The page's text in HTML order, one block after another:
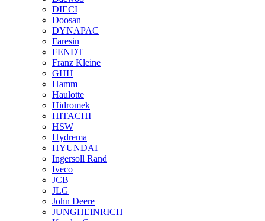
DIECI
Doosan
DYNAPAC
Faresin
FENDT
Franz Kleine
GHH
Hamm
Haulotte
Hidromek
HITACHI
HSW
Hydrema
HYUNDAI
Ingersoll Rand
Iveco
JCB
JLG
John Deere
JUNGHEINRICH